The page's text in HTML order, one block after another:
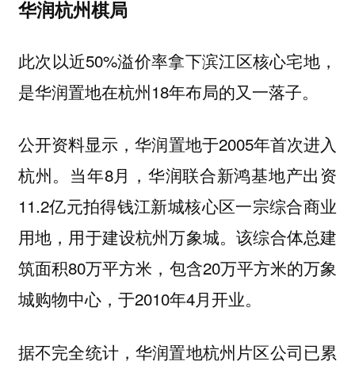
华润杭州棋局
此次以近50%溢价率拿下滨江区核心宅地，
是华润置地在杭州18年布局的又一落子。
公开资料显示，华润置地于2005年首次进入
杭州。当年8月，华润联合新鸿基地产出资
11.2亿元拍得钱江新城核心区一宗综合商业
用地，用于建设杭州万象城。该综合体总建
筑面积80万平方米，包含20万平方米的万象
城购物中心，于2010年4月开业。
据不完全统计，华润置地杭州片区公司已累